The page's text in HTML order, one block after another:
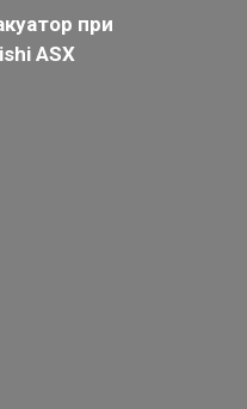
при
ASX